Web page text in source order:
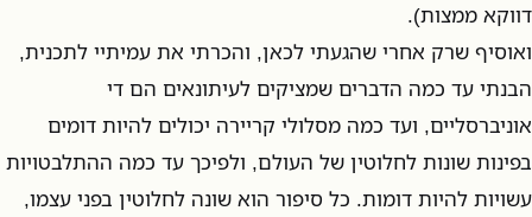
דווקא ממצות).
ואוסיף שרק אחרי שהגעתי לכאן, והכרתי את עמיתיי לתכנית,
הבנתי עד כמה הדברים שמציקים לעיתונאים הם די
אוניברסליים, ועד כמה מסלולי קריירה יכולים להיות דומים
בפינות שונות לחלוטין של העולם, ולפיכך עד כמה ההתלבטויות
עשויות להיות דומות. כל סיפור הוא שונה לחלוטין בפני עצמו,